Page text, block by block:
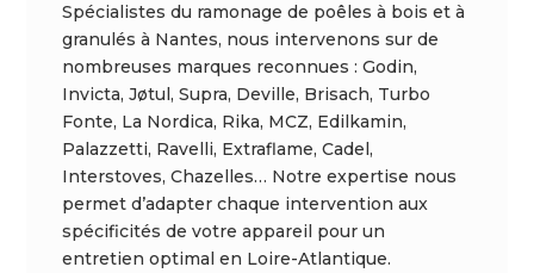
Spécialistes du ramonage de poêles à bois et à
granulés à Nantes, nous intervenons sur de
nombreuses marques reconnues : Godin,
Invicta, Jøtul, Supra, Deville, Brisach, Turbo
Fonte, La Nordica, Rika, MCZ, Edilkamin,
Palazzetti, Ravelli, Extraflame, Cadel,
Interstoves, Chazelles… Notre expertise nous
permet d’adapter chaque intervention aux
spécificités de votre appareil pour un
entretien optimal en Loire-Atlantique.